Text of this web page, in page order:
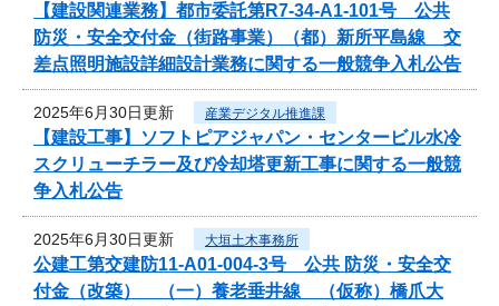
【建設関連業務】都市委託第R7-34-A1-101号 公共
防災・安全交付金（街路事業）（都）新所平島線 交
差点照明施設詳細設計業務に関する一般競争入札公告
2025年6月30日更新 産業デジタル推進課
【建設工事】ソフトピアジャパン・センタービル水冷
スクリューチラー及び冷却塔更新工事に関する一般競
争入札公告
2025年6月30日更新 大垣土木事務所
公建工第交建防11-A01-004-3号 公共 防災・安全交
付金（改築） （一）養老垂井線 （仮称）橋爪大